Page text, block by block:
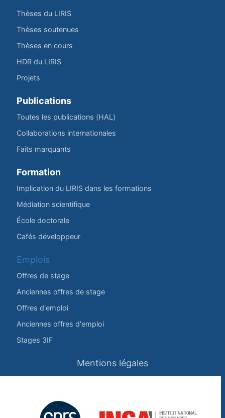
Thèses du LIRIS
Thèses soutenues
Thèses en cours
HDR du LIRIS
Projets
Publications
Toutes les publications (HAL)
Collaborations internationales
Faits marquants
Formation
Implication du LIRIS dans les formations
Médiation scientifique
École doctorale
Cafés développeur
Emplois
Offres de stage
Anciennes offres de stage
Offres d'emploi
Anciennes offres d'emploi
Stages 3IF
Mentions légales